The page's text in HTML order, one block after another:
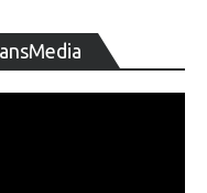
de